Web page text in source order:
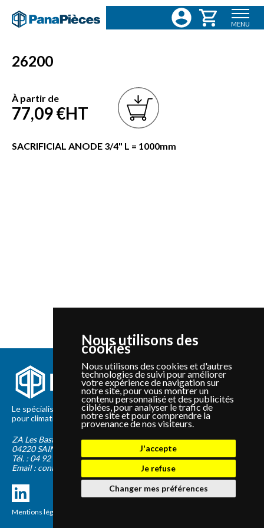
Nous utilisons des
cookies
Nous utilisons des cookies et d'autres
technologies de suivi pour améliorer
votre expérience de navigation sur
notre site, pour vous montrer un
contenu personnalisé et des publicités
ciblées, pour analyser le trafic de
notre site et pour comprendre la
provenance de nos visiteurs.
J'accepte
Je refuse
Changer mes préférences
MENU
26200
À partir de
77,09 €HT
SACRIFICIAL ANODE 3/4" L = 1000mm
Le spécialiste depuis 2012 de la vente de pièces détachées
pour climatisation et Pompe à Chaleur Panasonic et Sanyo
ZA Les Bastides Blanches
04220 SAINTE-TULLE
Tél. : 04 92 75 89 55
Email : contact@panapieces.com
Mentions légales